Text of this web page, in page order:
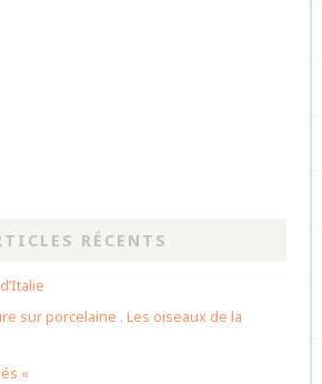
RÉCENTS
sur porcelaine . Les oiseaux de la
«